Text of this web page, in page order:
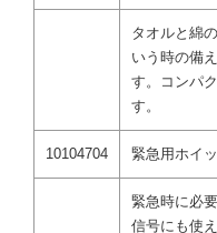
タオルと綿
いう時の備
す。コンパ
す。
10104704 緊急用ホイ
緊急時に必
信号にも使